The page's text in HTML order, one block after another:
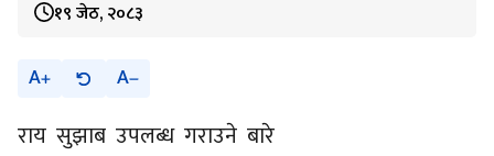
१९ जेठ, २०८३
A A
राय सुझाब उपलब्ध गराउने बारे